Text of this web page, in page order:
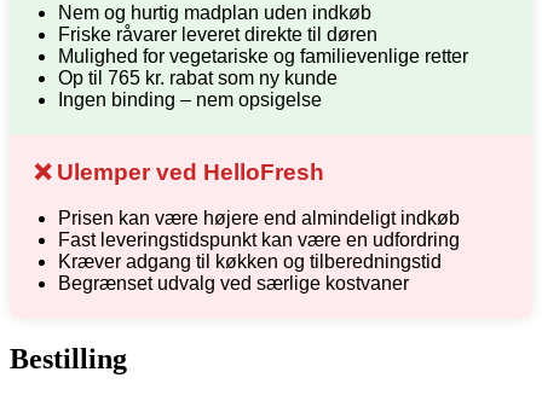
Nem og hurtig madplan uden indkøb
Friske råvarer leveret direkte til døren
Mulighed for vegetariske og familievenlige retter
Op til 765 kr. rabat som ny kunde
Ingen binding – nem opsigelse
❌ Ulemper ved HelloFresh
Prisen kan være højere end almindeligt indkøb
Fast leveringstidspunkt kan være en udfordring
Kræver adgang til køkken og tilberedningstid
Begrænset udvalg ved særlige kostvaner
Bestilling